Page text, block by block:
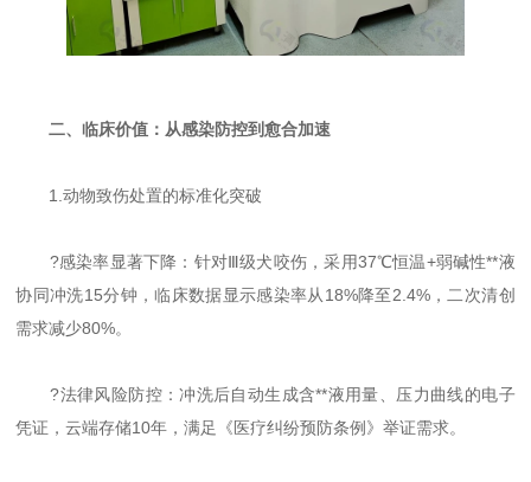
二、临床价值：从感染防控到愈合加速
1.动物致伤处置的标准化突破
?感染率显著下降：针对Ⅲ级犬咬伤，采用37℃恒温+弱碱性**液
协同冲洗15分钟，临床数据显示感染率从18%降至2.4%，二次清创
需求减少80%。
?法律风险防控：冲洗后自动生成含**液用量、压力曲线的电子
凭证，云端存储10年，满足《医疗纠纷预防条例》举证需求。